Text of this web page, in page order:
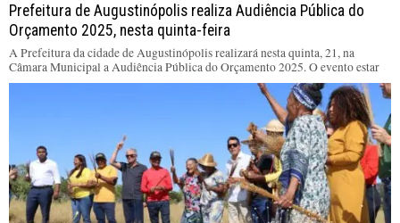
Prefeitura de Augustinópolis realiza Audiência Pública do
Orçamento 2025, nesta quinta-feira
A Prefeitura da cidade de Augustinópolis realizará nesta quinta, 21, na
Câmara Municipal a Audiência Pública do Orçamento 2025. O evento estar